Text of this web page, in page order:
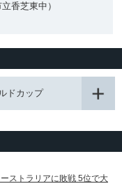
香芝東中）
ドカップ
ストラリアに敗戦 5位で大